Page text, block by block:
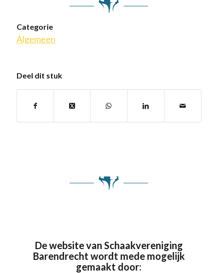
Categorie
Algemeen
Deel dit stuk
De website van Schaakvereniging
Barendrecht wordt mede mogelijk
gemaakt door: